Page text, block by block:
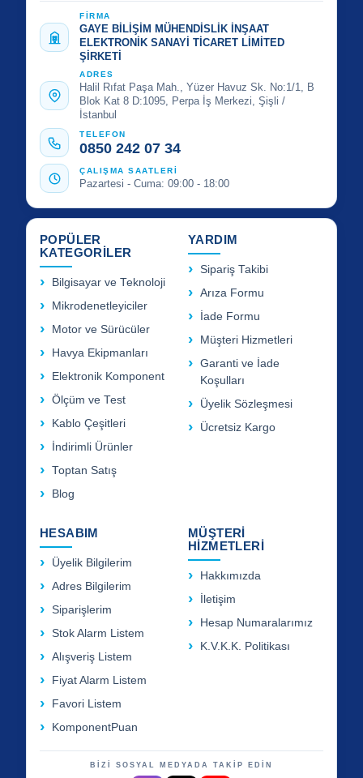
FİRMA
GAYE BİLİŞİM MÜHENDİSLİK İNŞAAT
ELEKTRONİK SANAYİ TİCARET LİMİTED
ŞİRKETİ
ADRES
Halil Rıfat Paşa Mah., Yüzer Havuz Sk. No:1/1, B
Blok Kat 8 D:1095, Perpa İş Merkezi, Şişli /
İstanbul
TELEFON
0850 242 07 34
ÇALIŞMA SAATLERİ
Pazartesi - Cuma: 09:00 - 18:00
POPÜLER
KATEGORİLER
Bilgisayar ve Teknoloji
Mikrodenetleyiciler
Motor ve Sürücüler
Havya Ekipmanları
Elektronik Komponent
Ölçüm ve Test
Kablo Çeşitleri
İndirimli Ürünler
Toptan Satış
Blog
YARDIM
Sipariş Takibi
Arıza Formu
İade Formu
Müşteri Hizmetleri
Garanti ve İade
Koşulları
Üyelik Sözleşmesi
Ücretsiz Kargo
HESABIM
Üyelik Bilgilerim
Adres Bilgilerim
Siparişlerim
Stok Alarm Listem
Alışveriş Listem
Fiyat Alarm Listem
Favori Listem
KomponentPuan
MÜŞTERİ
HİZMETLERİ
Hakkımızda
İletişim
Hesap Numaralarımız
K.V.K.K. Politikası
BİZİ SOSYAL MEDYADA TAKİP EDİN